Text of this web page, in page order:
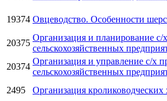
19374 Овцеводство. Особенности
20375
Организация и планирование с/
сельскохозяйственных
20374
Организация и управление с/х
сельскохозяйственных
2495
Организация кролиководческих